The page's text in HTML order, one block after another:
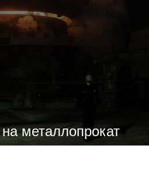
металлопрокат